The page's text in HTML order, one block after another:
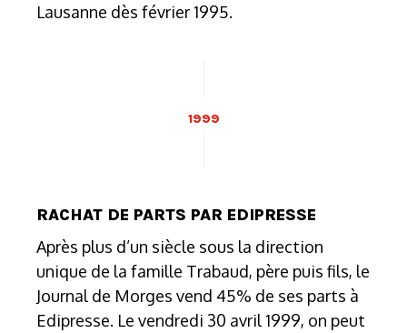
Lausanne dès février 1995.
1999
RACHAT DE PARTS PAR EDIPRESSE
Après plus d’un siècle sous la direction
unique de la famille Trabaud, père puis fils, le
Journal de Morges vend 45% de ses parts à
Edipresse. Le vendredi 30 avril 1999, on peut